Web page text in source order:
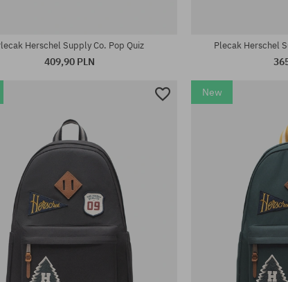
Herschel Supply Co. Pop Quiz
409,90 PLN
Plecak Herschel
New